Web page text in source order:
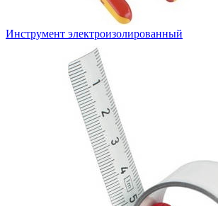
Инструмент электроизолированный